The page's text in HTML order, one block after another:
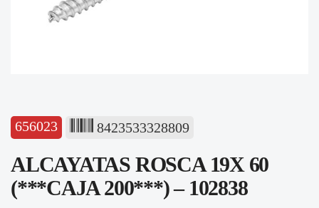
656023 8423533328809
ALCAYATAS ROSCA 19X 60
(***CAJA 200***) – 102838